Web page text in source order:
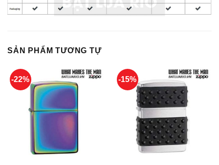
SẢN PHẨM TƯƠNG TỰ
-22% -15%